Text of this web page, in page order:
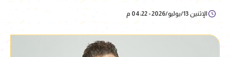
الإثنين 13/يوليو/2026 - 04:22 م